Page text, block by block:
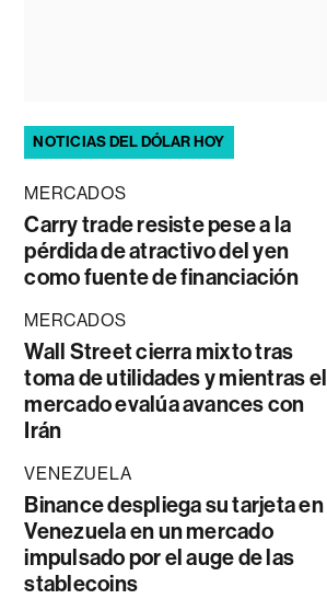
NOTICIAS DEL DÓLAR HOY
MERCADOS
Carry trade resiste pese a la
pérdida de atractivo del yen
como fuente de financiación
MERCADOS
Wall Street cierra mixto tras
toma de utilidades y mientras el
mercado evalúa avances con
Irán
VENEZUELA
Binance despliega su tarjeta en
Venezuela en un mercado
impulsado por el auge de las
stablecoins